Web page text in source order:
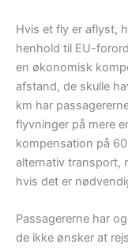
Hvis et fly er aflyst,
henhold til EU-
en økonomisk
afstand, de skulle
km har
flyvninger på mere
kompensation på
alternativ transport,
hvis det er
Passagererne har
de ikke ønsker at